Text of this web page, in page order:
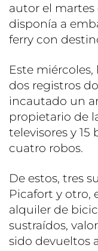
autor el martes
disponía a
ferry con
Este
dos registros
incautado un
propietario de
televisores y
cuatro robos.
De estos, tres
Picafort y otro,
alquiler de
sustraídos,
sido devueltos